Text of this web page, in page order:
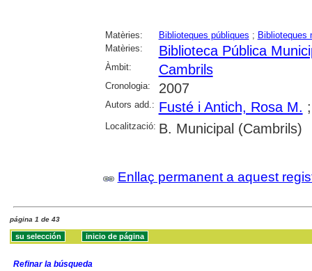
Matèries: Biblioteques públiques ; Biblioteques
Matèries:
Biblioteca Pública
Àmbit: Cambrils
Cronologia: 2007
Autors add.: Fusté i Antich, Rosa M.
Localització: B. Municipal (Cambrils)
Enllaç permanent a aquest
página 1 de 43
Refinar la búsqueda